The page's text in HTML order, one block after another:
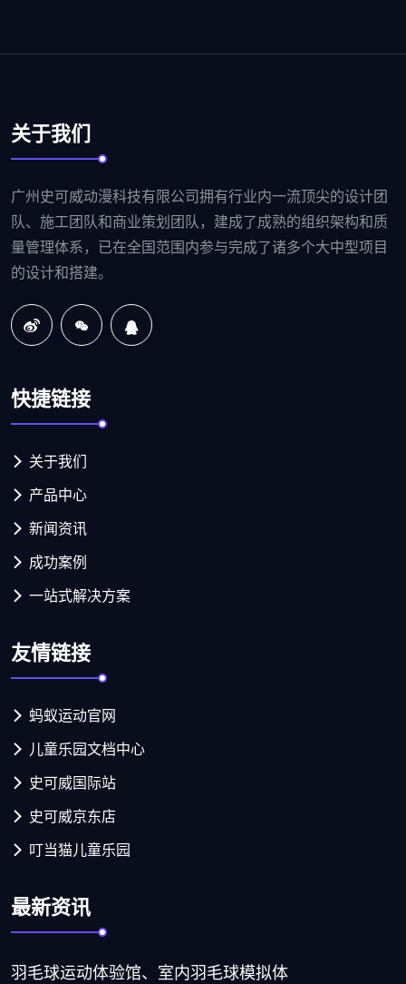
关于我们
广州史可威动漫科技有限公司拥有行业内一流顶尖的设计团
队、施工团队和商业策划团队，建成了成熟的组织架构和质
量管理体系，已在全国范围内参与完成了诸多个大中型项目
的设计和搭建。
快捷链接
关于我们
产品中心
新闻资讯
成功案例
一站式解决方案
友情链接
蚂蚁运动官网
儿童乐园文档中心
史可威国际站
史可威京东店
叮当猫儿童乐园
最新资讯
羽毛球运动体验馆、室内羽毛球模拟体